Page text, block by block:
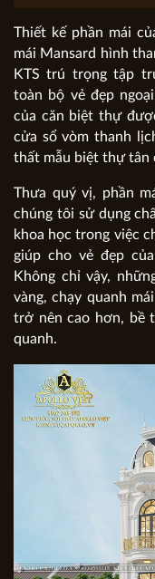
Thiết kế phần mái
mái Mansard hình
KTS trú trọng tập
toàn bộ vẻ đẹp
của căn biệt thự
cửa sổ vòm thanh
thất mẫu biệt thự tân
Thưa quý vị, phần
chúng tôi sử dụng
khoa học trong việc
giúp cho vẻ đẹp
Không chỉ vậy,
vàng, chạy quanh
trở nên cao hơn, bề
quanh.